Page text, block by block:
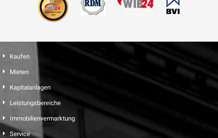
Kaufen
Mieten
Kapitalanlagen
Leistungsbereiche
Immobilienvermarktung
Service